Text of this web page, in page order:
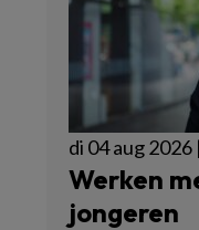
di 04 aug
Werken
jongeren